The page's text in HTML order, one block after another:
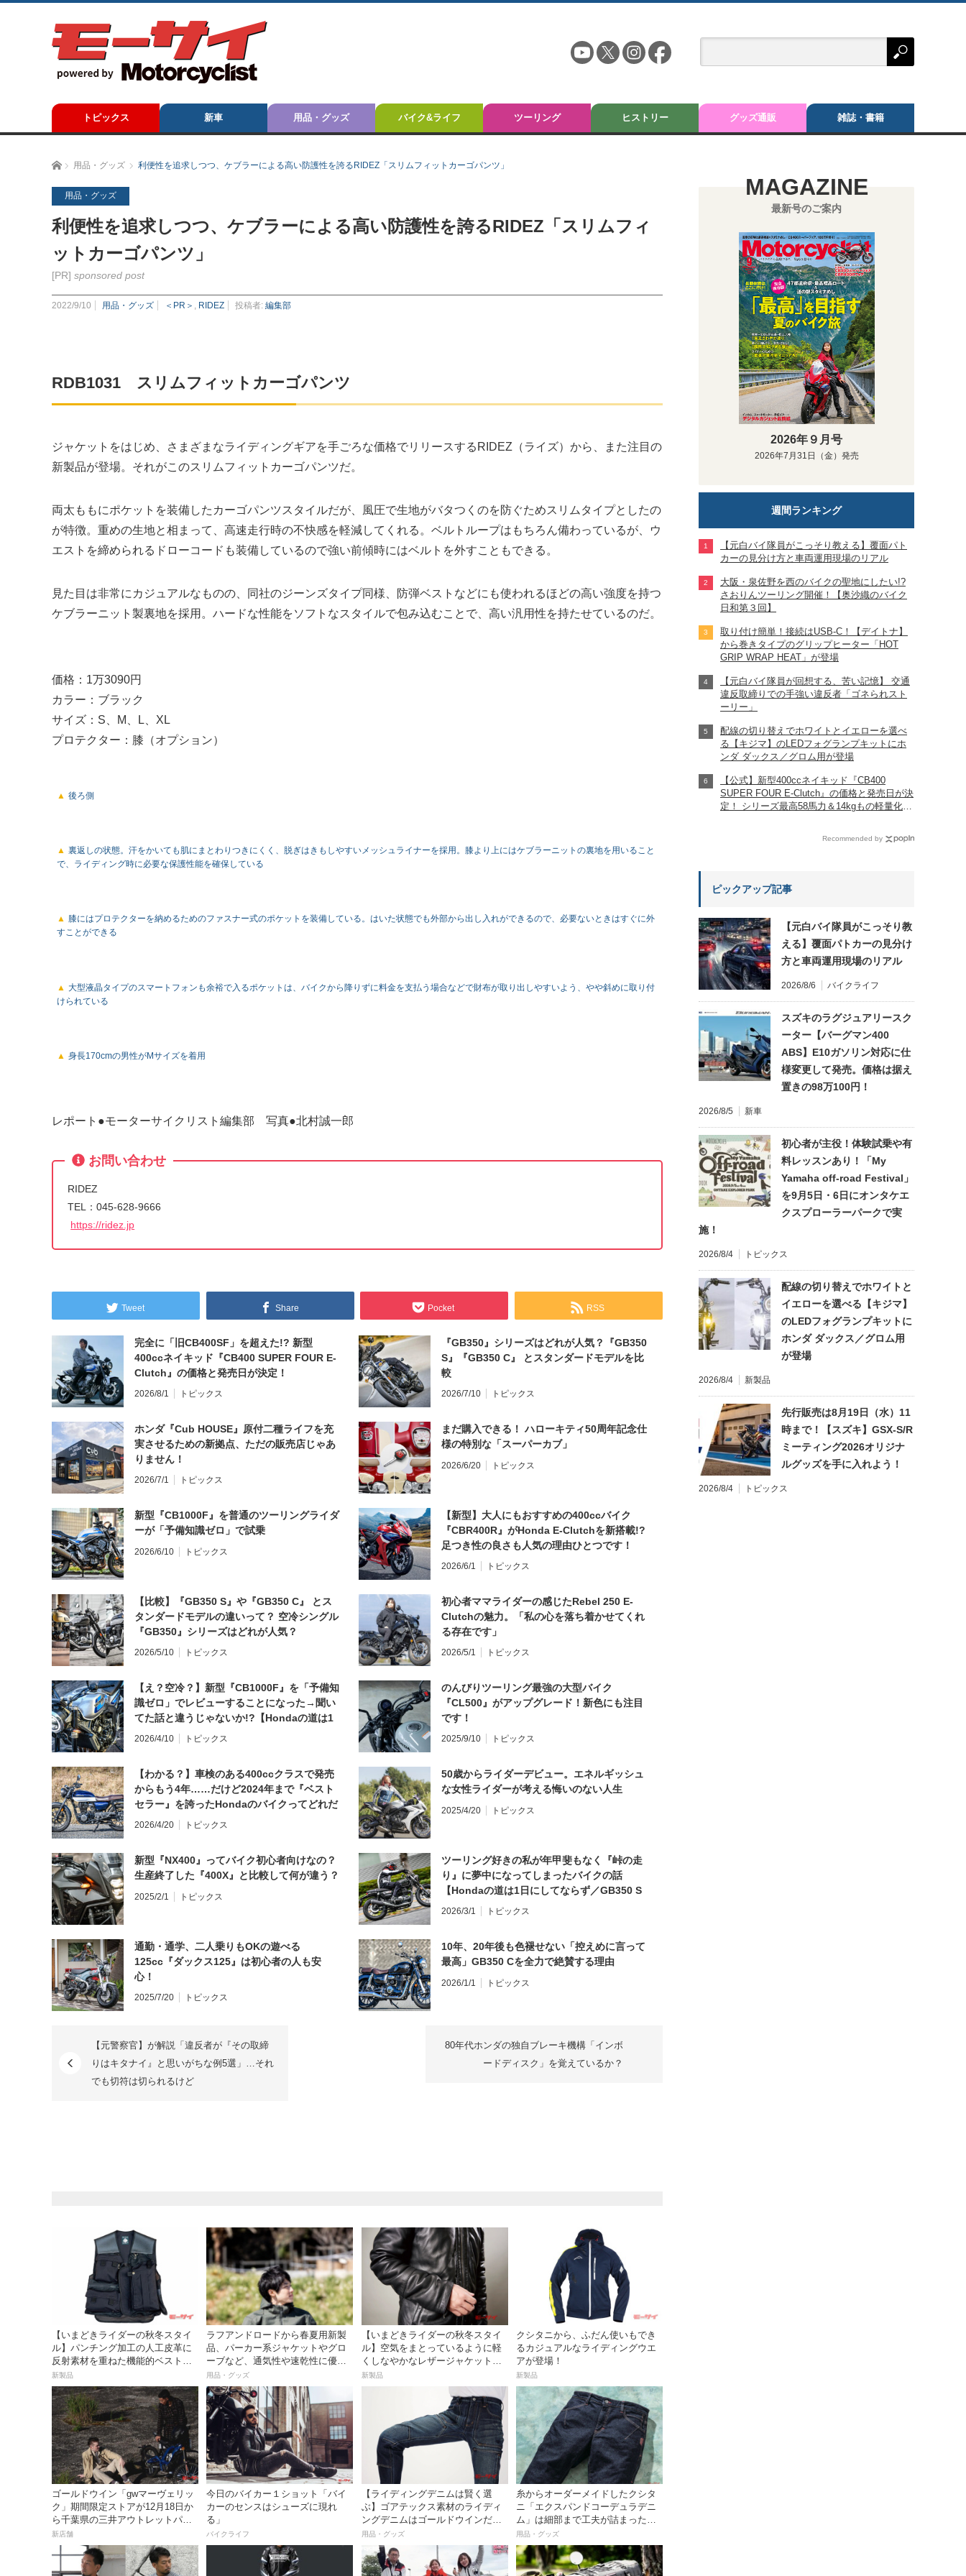
トピックス 新車 用品・グッズ バイク&ライフ ツーリング ヒストリー グッズ通販 雑誌・書籍
ホーム用品・グッズ 利便性を追求しつつ、ケブラーによる高い防護性を誇るRIDEZ「スリムフィットカーゴパンツ」
用品・グッズ
利便性を追求しつつ、ケブラーによる高い防護性を誇るRIDEZ「スリムフィ
ットカーゴパンツ」
[PR] sponsored post
2022/9/10 用品・グッズ ＜PR＞ , RIDEZ 投稿者: 編集部
RDB1031 スリムフィットカーゴパンツ
ジャケットをはじめ、さまざまなライディングギアを手ごろな価格でリリースするRIDEZ（ライズ）から、また注目の
新製品が登場。それがこのスリムフィットカーゴパンツだ。
両太ももにポケットを装備したカーゴパンツスタイルだが、風圧で生地がバタつくのを防ぐためスリムタイプとしたの
が特徴。重めの生地と相まって、高速走行時の不快感を軽減してくれる。ベルトループはもちろん備わっているが、ウ
エストを締められるドローコードも装備しているので強い前傾時にはベルトを外すこともできる。
見た目は非常にカジュアルなものの、同社のジーンズタイプ同様、防弾ベストなどにも使われるほどの高い強度を持つ
ケブラーニット製裏地を採用。ハードな性能をソフトなスタイルで包み込むことで、高い汎用性を持たせているのだ。
価格：1万3090円
カラー：ブラック
サイズ：S、M、L、XL
プロテクター：膝（オプション）
後ろ側
裏返しの状態。汗をかいても肌にまとわりつきにくく、脱ぎはきもしやすいメッシュライナーを採用。膝より上にはケブラーニットの裏地を用いること
で、ライディング時に必要な保護性能を確保している
膝にはプロテクターを納めるためのファスナー式のポケットを装備している。はいた状態でも外部から出し入れができるので、必要ないときはすぐに外
すことができる
大型液晶タイプのスマートフォンも余裕で入るポケットは、バイクから降りずに料金を支払う場合などで財布が取り出しやすいよう、やや斜めに取り付
けられている
身長170cmの男性がMサイズを着用
レポート●モーターサイクリスト編集部 写真●北村誠一郎
お問い合わせ
RIDEZ
TEL：045-628-9666
https://ridez.jp
Tweet Share Pocket RSS
完全に「旧CB400SF」を超えた!? 新型
400ccネイキッド『CB400 SUPER FOUR E-
Clutch』の価格と発売日が決定！
2026/8/1 トピックス
『GB350』シリーズはどれが人気？『GB350
S』『GB350 C』 とスタンダードモデルを比
較
2026/7/10 トピックス
ホンダ『Cub HOUSE』原付二種ライフを充
実させるための新拠点、ただの販売店じゃあ
りません！
2026/7/1 トピックス
まだ購入できる！ ハローキティ50周年記念仕
様の特別な「スーパーカブ」
2026/6/20 トピックス
新型『CB1000F』を普通のツーリングライダ
ーが「予備知識ゼロ」で試乗
2026/6/10 トピックス
【新型】大人にもおすすめの400ccバイク
『CBR400R』がHonda E-Clutchを新搭載!?
足つき性の良さも人気の理由ひとつです！
2026/6/1 トピックス
【比較】『GB350 S』や『GB350 C』 とス
タンダードモデルの違いって？ 空冷シングル
『GB350』シリーズはどれが人気？
2026/5/10 トピックス
初心者ママライダーの感じたRebel 250 E-
Clutchの魅力。「私の心を落ち着かせてくれ
る存在です」
2026/5/1 トピックス
【え？空冷？】新型『CB1000F』を「予備知
識ゼロ」でレビューすることになった→聞い
てた話と違うじゃないか!?【Hondaの道は1
日にしてならず／CB1000F ①第一印象 編】
2026/4/10 トピックス
のんびりツーリング最強の大型バイク
『CL500』がアップグレード！新色にも注目
です！
2025/9/10 トピックス
【わかる？】車検のある400ccクラスで発売
からもう4年……だけど2024年まで『ベスト
セラー』を誇ったHondaのバイクってどれだ
と思う？
2026/4/20 トピックス
50歳からライダーデビュー。エネルギッシュ
な女性ライダーが考える悔いのない人生
2025/4/20 トピックス
新型『NX400』ってバイク初心者向けなの？
生産終了した『400X』と比較して何が違う？
2025/2/1 トピックス
ツーリング好きの私が年甲斐もなく『峠の走
り』に夢中になってしまったバイクの話
【Hondaの道は1日にしてならず／GB350 S
インプレ・レビュー 前編】
2026/3/1 トピックス
通勤・通学、二人乗りもOKの遊べる
125cc『ダックス125』は初心者の人も安
心！
2025/7/20 トピックス
10年、20年後も色褪せない「控えめに言って
最高」GB350 Cを全力で絶賛する理由
2026/1/1 トピックス
【元警察官】が解説「違反者が『その取締
りはキタナイ』と思いがちな例5選」…それ
でも切符は切られるけど
80年代ホンダの独自ブレーキ機構「インボ
ードディスク」を覚えているか？
【いまどきライダーの秋冬スタイ
ル】パンチング加工の人工皮革に
反射素材を重ねた機能的ベスト
──PAIR SLOPE RVM-07Ref（レ
フ） ライディングベスト
新製品
ラフアンドロードから春夏用新製
品、パーカー系ジャケットやグロ
ーブなど、通気性や速乾性に優れ
たアイテムが登場！
用品・グッズ
【いまどきライダーの秋冬スタイ
ル】空気をまとっているように軽
くしなやかなレザージャケット
──RIDEZ ボア ライダース ジャケ
ット RLWJ008
新製品
クシタニから、ふだん使いもでき
るカジュアルなライディングウエ
アが登場！
新製品
ゴールドウイン「gwマーヴェリッ
ク」期間限定ストアが12月18日か
ら千葉県の三井アウトレットパー
ク木更津に開店!!
新店舗
今日のバイカー１ショット「バイ
カーのセンスはシューズに現れ
る」
バイクライフ
【ライディングデニムは賢く選
ぶ】ゴアテックス素材のライディ
ングデニムはゴールドウインだ
け！ GSM23101 GWM ゴアテック
ス デニムワークパンツ
用品・グッズ
糸からオーダーメイドしたクシタ
ニ「エクスパンドコーデュラデニ
ム」は細部まで工夫が詰まった逸
品！
用品・グッズ
MAGAZINE
最新号のご案内
2026年９月号
2026年7月31日（金）発売
週間ランキング
【元白バイ隊員がこっそり教える】覆面パト
カーの見分け方と車両運用現場のリアル
大阪・泉佐野を西のバイクの聖地にしたい!?
さおりんツーリング開催！【奥沙織のバイク
日和第３回】
取り付け簡単！接続はUSB-C！【デイトナ】
から巻きタイプのグリップヒーター「HOT
GRIP WRAP HEAT」が登場
【元白バイ隊員が回想する、苦い記憶】 交通
違反取締りでの手強い違反者「ゴネられスト
ーリー」
配線の切り替えでホワイトとイエローを選べ
る【キジマ】のLEDフォグランプキットにホ
ンダ ダックス／グロム用が登場
【公式】新型400ccネイキッド『CB400
SUPER FOUR E-Clutch』の価格と発売日が決
定！ シリーズ最高58馬力＆14kgもの軽量化!?
Recommended by
ピックアップ記事
【元白バイ隊員がこっそり教
える】覆面パトカーの見分け
方と車両運用現場のリアル
2026/8/6 バイクライフ
スズキのラグジュアリースク
ーター【バーグマン400
ABS】E10ガソリン対応に仕
様変更して発売。価格は据え
置きの98万100円！
2026/8/5 新車
初心者が主役！体験試乗や有
料レッスンあり！「My
Yamaha off-road Festival」
を9月5日・6日にオンタケエ
クスプローラーパークで実
施！
2026/8/4 トピックス
配線の切り替えでホワイトと
イエローを選べる【キジマ】
のLEDフォグランプキットに
ホンダ ダックス／グロム用
が登場
2026/8/4 新製品
先行販売は8月19日（水）11
時まで！【スズキ】GSX-S/R
ミーティング2026オリジナ
ルグッズを手に入れよう！
2026/8/4 トピックス